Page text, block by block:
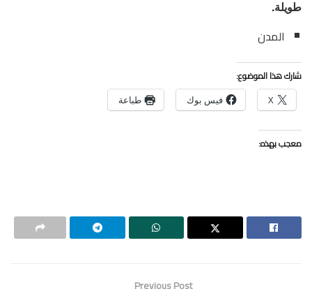
طويلة.
المدن
شارك هذا الموضوع:
X فيس بوك طباعة
معجب بهذه:
Previous Post